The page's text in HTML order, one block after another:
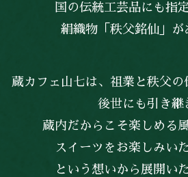
国の伝統工芸品にも指
絹織物「秩父銘仙」が
蔵カフェ山七は、祖業と秩父の
後世にも引き継
蔵内だからこそ楽しめる
スイーツをお楽しみい
という想いから展開い